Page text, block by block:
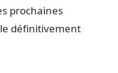
prochaines
définitivement